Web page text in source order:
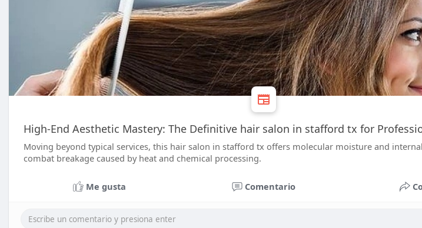
High-End Aesthetic Mastery: The Definitive hair salon in stafford tx for
Moving beyond typical services, this hair salon in stafford tx offers molecular moisture and
combat breakage caused by heat and chemical processing.
Me gusta Comentario